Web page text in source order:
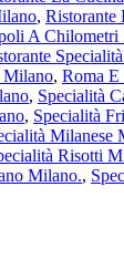
, Ristorante
A Chilometri
Milano, Roma
, Specialità
, Specialità
Milanese
Risotti
Milano.,